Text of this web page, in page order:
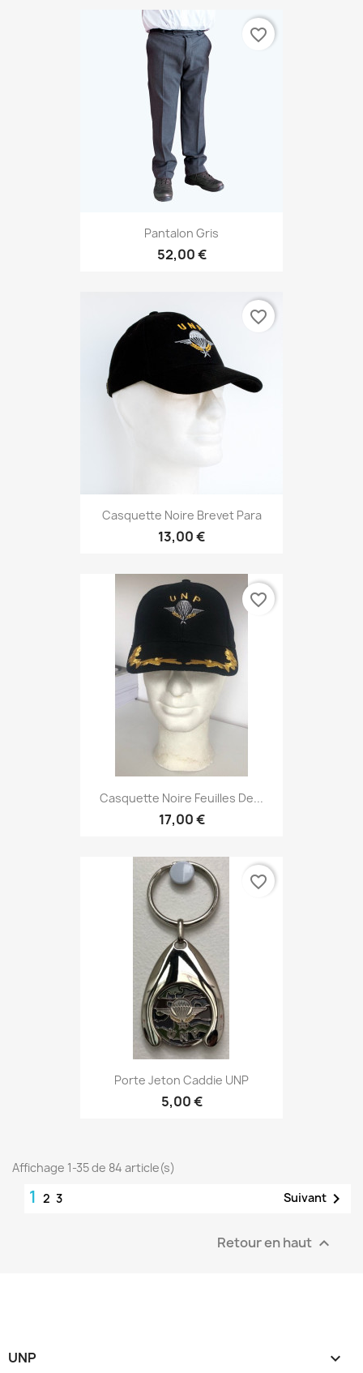
Pantalon Gris
52,00 €
favorite_border
Casquette Noire Brevet Para
13,00 €
favorite_border
Casquette Noire Feuilles De...
17,00 €
favorite_border
Porte Jeton Caddie UNP
5,00 €
favorite_border
Affichage 1-35 de 84 article(s)
1 2 3 Suivant 
Retour en haut 
UNP 